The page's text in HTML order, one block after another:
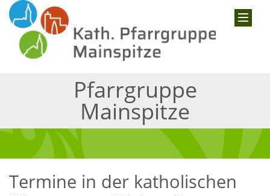
Pfarrgruppe
Mainspitze
Termine in der katholischen